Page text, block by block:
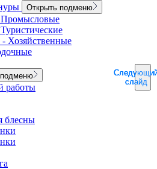
Открыть подменю
Хозяйственные
работы
блесны
слайд
слайд
слайд